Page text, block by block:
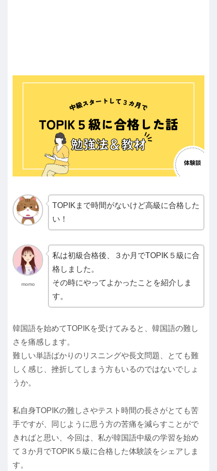
TOPIKまで時間がないけど高級に合格した
い！
momo
私は初級合格後、３か月でTOPIK５級に合
格しました。
その時にやってよかったことを紹介しま
す。
韓国語を始めてTOPIKを受けてみると、韓国語の難し
さを痛感します。
難しい単語ばかりのリスニングや長文問題、とても難
しく感じ、挫折してしまう方もいるのではないでしょ
うか。
私自身TOPIKの難しさやテスト時間の長さがとても苦
手ですが、同じように思う方の苦痛を減らすことがで
きればと思い、今回は、私が韓国語中級の学習を始め
て３か月でTOPIK５級に合格した体験談をシェアしま
す。